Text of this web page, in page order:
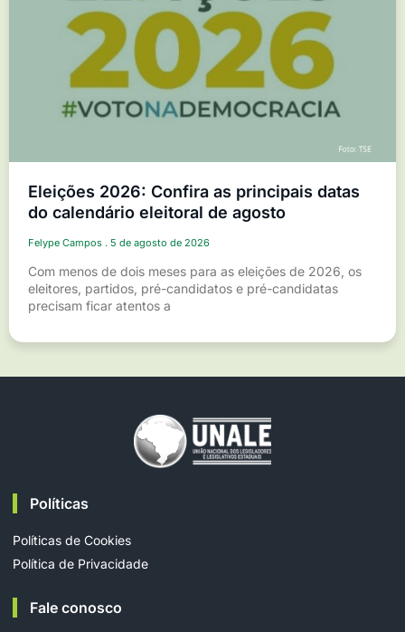
Eleições 2026: Confira as principais datas
do calendário eleitoral de agosto
Felype Campos 5 de agosto de 2026
Com menos de dois meses para as eleições de 2026, os
eleitores, partidos, pré-candidatos e pré-candidatas
precisam ficar atentos a
Políticas
Políticas de Cookies
Política de Privacidade
Fale conosco